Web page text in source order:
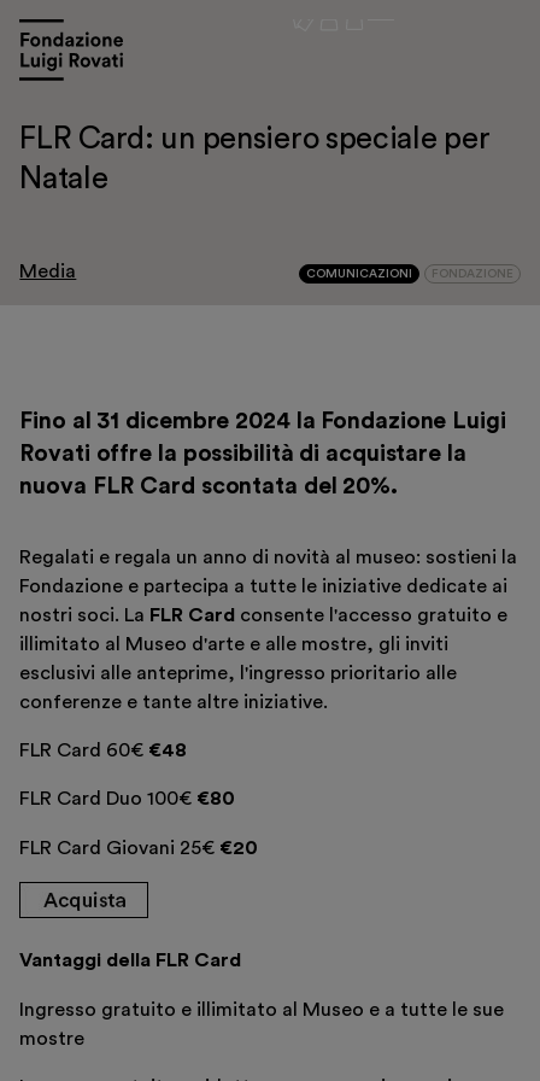
Mostre e appuntamenti
Educazione
Sostieni
Scopri
Biglietti
Area riservata
Shop
FLR Card: un pensiero speciale per
Natale
Media COMUNICAZIONI FONDAZIONE
Fino al 31 dicembre 2024 la Fondazione Luigi
Rovati offre la possibilità di acquistare la
nuova FLR Card scontata del 20%.
Regalati e regala un anno di novità al museo: sostieni la
Fondazione e partecipa a tutte le iniziative dedicate ai
nostri soci. La FLR Card consente l'accesso gratuito e
illimitato al Museo d'arte e alle mostre, gli inviti
esclusivi alle anteprime, l'ingresso prioritario alle
conferenze e tante altre iniziative.
FLR Card 60€ €48
FLR Card Duo 100€ €80
FLR Card Giovani 25€ €20
Vantaggi della FLR Card
Ingresso gratuito e illimitato al Museo e a tutte le sue
mostre